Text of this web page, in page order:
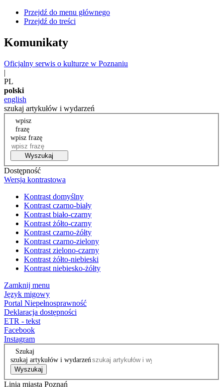
Przejdź do menu głównego
Przejdź do treści
Komunikaty
Oficjalny serwis o kulturze w Poznaniu
|
PL
polski
english
szukaj artykułów i wydarzeń
wpisz
frazę
wpisz frazę
Wyszukaj
Dostępność
Wersja kontrastowa
Kontrast domyślny
Kontrast czarno-biały
Kontrast biało-czarny
Kontrast żółto-czarny
Kontrast czarno-żółty
Kontrast czarno-zielony
Kontrast zielono-czarny
Kontrast żółto-niebieski
Kontrast niebiesko-żółty
Zamknij menu
Język migowy
Portal Niepełnosprawność
Deklaracja dostępności
ETR - tekst
Facebook
Instagram
Szukaj
szukaj artykułów i wydarzeń
Wyszukaj
Linia miasta Poznań